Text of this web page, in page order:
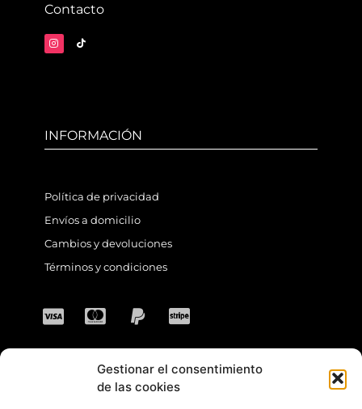
Gestionar el consentimiento
de las cookies
Contacto
INFORMACIÓN
Política de privacidad
Envíos a domicilio
Cambios y devoluciones
Términos y condiciones
CONTACTO